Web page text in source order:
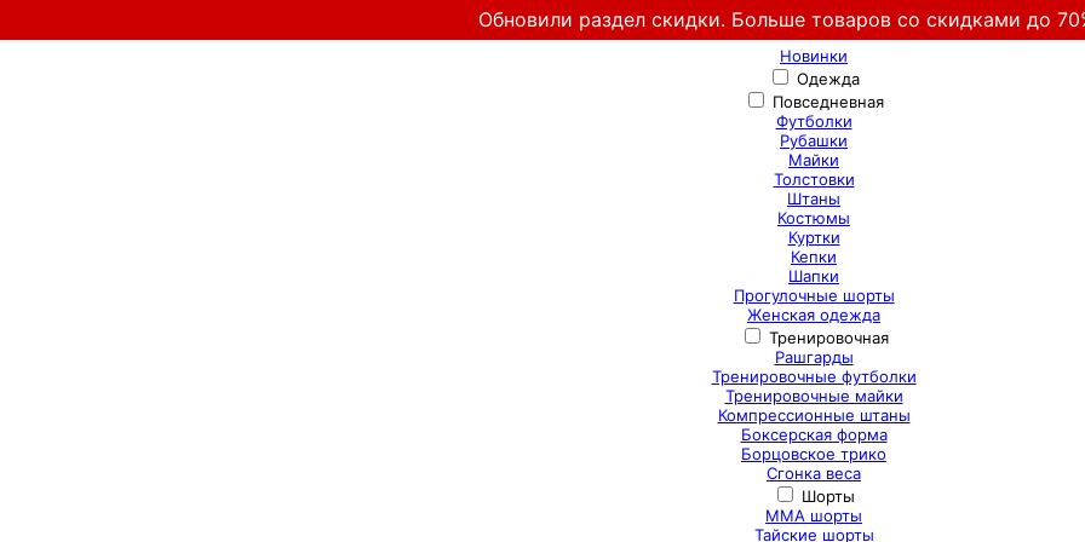
Обновили раздел скидки. Больше товаров со скидками до
Новинки
Одежда
Повседневная
Футболки
Рубашки
Майки
Толстовки
Штаны
Костюмы
Куртки
Кепки
Шапки
Прогулочные шорты
Женская одежда
Тренировочная
Рашгарды
Тренировочные футболки
Тренировочные майки
Компрессионные штаны
Боксерская форма
Борцовское трико
Сгонка веса
Шорты
ММА шорты
Тайские шорты